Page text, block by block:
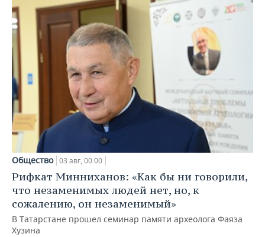
Общество 03 авг, 00:00
Рифкат Минниханов: «Как бы ни говорили,
что незаменимых людей нет, но, к
сожалению, он незаменимый»
В Татарстане прошел семинар памяти археолога Фаяза
Хузина